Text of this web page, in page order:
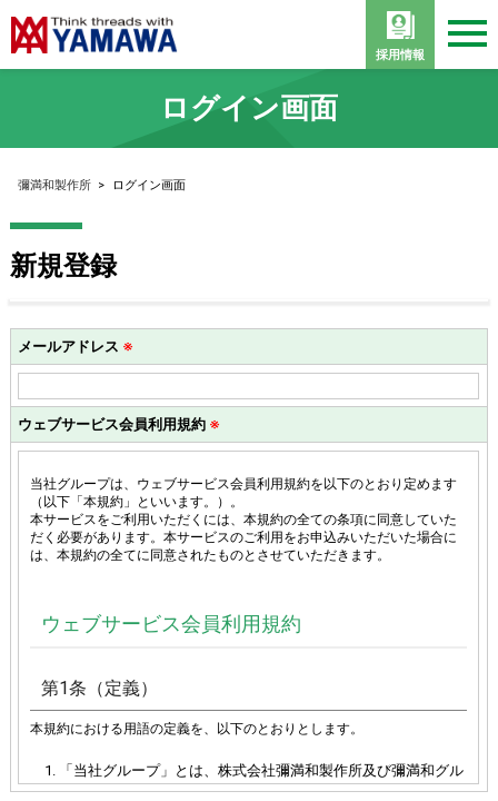
採用情報
ログイン画面
彌満和製作所 > ログイン画面
新規登録
メールアドレス ※
ウェブサービス会員利用規約 ※
当社グループは、ウェブサービス会員利用規約を以下のとおり定めます
（以下「本規約」といいます。）。
本サービスをご利用いただくには、本規約の全ての条項に同意していた
だく必要があります。本サービスのご利用をお申込みいただいた場合に
は、本規約の全てに同意されたものとさせていただきます。
ウェブサービス会員利用規約
第1条（定義）
本規約における用語の定義を、以下のとおりとします。
「当社グループ」とは、株式会社彌満和製作所及び彌満和グル
ープ各社（株式会社やまわエンジニアリングサービス、株式会